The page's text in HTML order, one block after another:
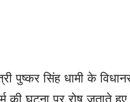
पुष्कर सिंह धामी के
की घटना पर रोष जताते